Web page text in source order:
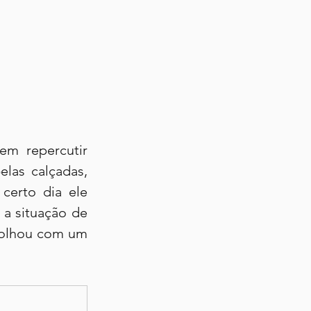
repercutir
calçadas,
certo dia ele
situação de
com um